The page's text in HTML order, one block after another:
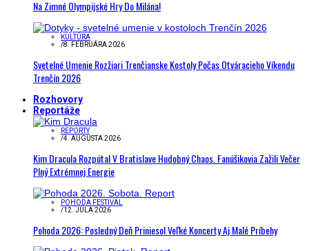
Na Zimné Olympijské Hry Do Milána!
KULTÚRA
/8. FEBRUÁRA 2026
Svetelné Umenie Rozžiari Trenčianske Kostoly Počas Otváracieho Víkendu
Trenčín 2026
Rozhovory
Reportáže
REPORTY
/4. AUGUSTA 2026
Kim Dracula Rozpútal V Bratislave Hudobný Chaos. Fanúšikovia Zažili Večer
Plný Extrémnej Energie
POHODA FESTIVAL
/12. JÚLA 2026
Pohoda 2026: Posledný Deň Priniesol Veľké Koncerty Aj Malé Príbehy